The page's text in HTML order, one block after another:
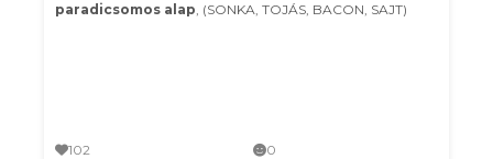
paradicsomos alap, (SONKA, TOJÁS, BACON, SAJT)
102 0